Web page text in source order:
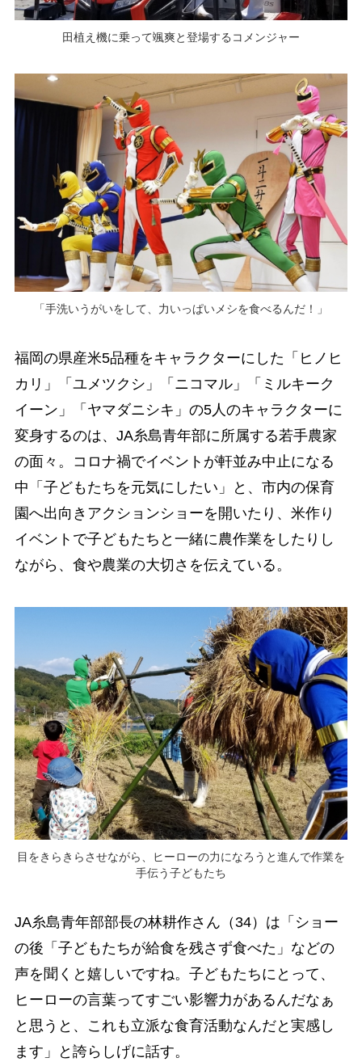
田植え機に乗って颯爽と登場するコメンジャー
「手洗いうがいをして、力いっぱいメシを食べるんだ！」
福岡の県産米5品種をキャラクターにした「ヒノヒ
カリ」「ユメツクシ」「ニコマル」「ミルキーク
イーン」「ヤマダニシキ」の5人のキャラクターに
変身するのは、JA糸島青年部に所属する若手農家
の面々。コロナ禍でイベントが軒並み中止になる
中「子どもたちを元気にしたい」と、市内の保育
園へ出向きアクションショーを開いたり、米作り
イベントで子どもたちと一緒に農作業をしたりし
ながら、食や農業の大切さを伝えている。
目をきらきらさせながら、ヒーローの力になろうと進んで作業を
手伝う子どもたち
JA糸島青年部部長の林耕作さん（34）は「ショー
の後「子どもたちが給食を残さず食べた」などの
声を聞くと嬉しいですね。子どもたちにとって、
ヒーローの言葉ってすごい影響力があるんだなぁ
と思うと、これも立派な食育活動なんだと実感し
ます」と誇らしげに話す。